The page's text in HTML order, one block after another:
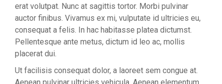
erat volutpat. Nunc at sagittis tortor. Morbi pulvinar
auctor finibus. Vivamus ex mi, vulputate id ultricies eu,
consequat a felis. In hac habitasse platea dictumst.
Pellentesque ante metus, dictum id leo ac, mollis
placerat dui.
Ut facilisis consequat dolor, a laoreet sem congue at.